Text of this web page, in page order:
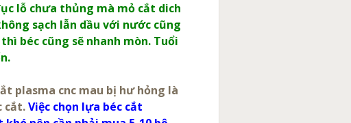
lỗ chưa thủng mà mỏ cắt dich
sạch lẫn dầu với nước cũng
béc cũng sẽ nhanh mòn. Tuổi
plasma cnc mau bị hư hỏng là
cắt.Việc chọn lựa béc cắt